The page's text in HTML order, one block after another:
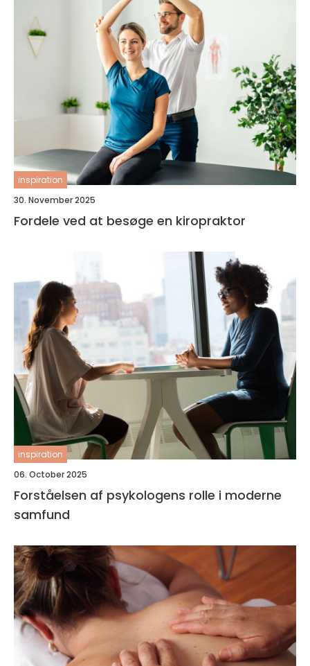
inspiration
30. November 2025
Fordele ved at besøge en kiropraktor
inspiration
06. October 2025
Forståelsen af psykologens rolle i moderne
samfund